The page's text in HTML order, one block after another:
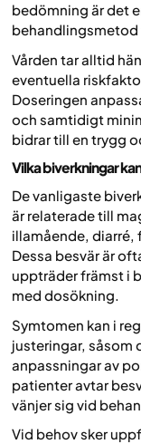
bedömning är det
Vården tar alltid
eventuella
Doseringen
och samtidigt
bidrar till en trygg
Vilka biverkningar
De vanligaste
är relaterade till
illamående, diarré,
Dessa besvär är
uppträder främst i
med dosökning.
Symtomen kan i
justeringar, såsom
anpassningar av
patienter avtar
vänjer sig vid
Vid behov sker